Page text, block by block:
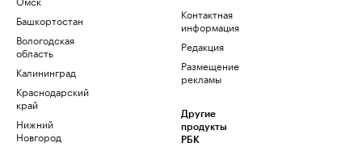
Башкортостан
Вологодская
область
Калининград
Краснодарский
край
Нижний
Новгород
Контактная
информация
Редакция
Размещение
рекламы
Другие
продукты
РБК